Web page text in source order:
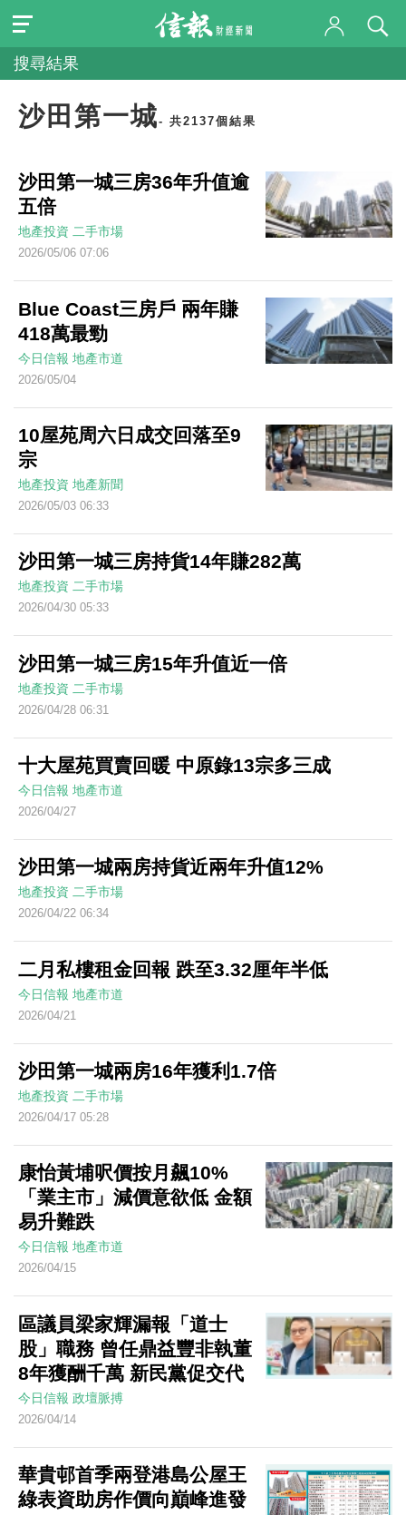
搜尋結果
沙田第一城- 共2137個結果
沙田第一城三房36年升值逾
五倍
地產投資 二手市場
2026/05/06 07:06
Blue Coast三房戶 兩年賺
418萬最勁
今日信報 地產市道
2026/05/04
10屋苑周六日成交回落至9
宗
地產投資 地產新聞
2026/05/03 06:33
沙田第一城三房持貨14年賺282萬
地產投資 二手市場
2026/04/30 05:33
沙田第一城三房15年升值近一倍
地產投資 二手市場
2026/04/28 06:31
十大屋苑買賣回暖 中原錄13宗多三成
今日信報 地產市道
2026/04/27
沙田第一城兩房持貨近兩年升值12%
地產投資 二手市場
2026/04/22 06:34
二月私樓租金回報 跌至3.32厘年半低
今日信報 地產市道
2026/04/21
沙田第一城兩房16年獲利1.7倍
地產投資 二手市場
2026/04/17 05:28
康怡黃埔呎價按月飆10%
「業主市」減價意欲低 金額
易升難跌
今日信報 地產市道
2026/04/15
區議員梁家輝漏報「道士
股」職務 曾任鼎益豐非執董
8年獲酬千萬 新民黨促交代
今日信報 政壇脈搏
2026/04/14
華貴邨首季兩登港島公屋王
綠表資助房作價向巔峰進發